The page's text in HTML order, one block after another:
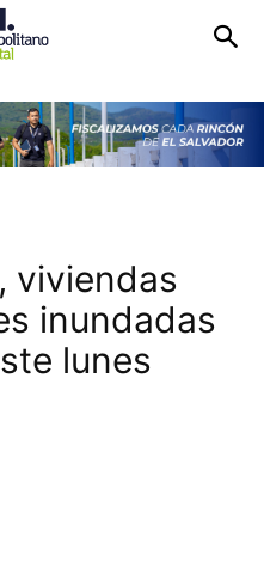
viviendas
inundadas
lunes